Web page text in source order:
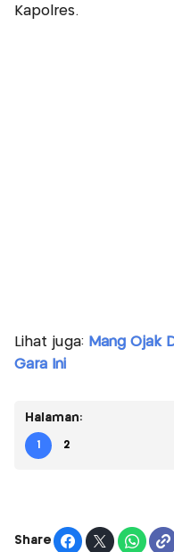
Kapolres.
Lihat juga: Mang Ojak
Gara Ini
Halaman:
1 2
Share